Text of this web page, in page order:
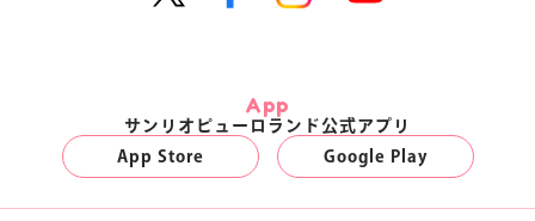
App
サンリオピューロランド公式アプリ
App Store
Google Play